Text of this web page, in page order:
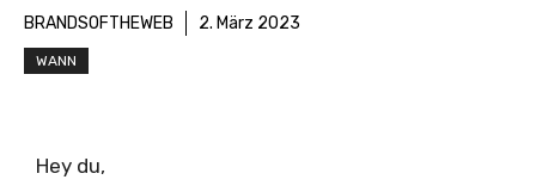
BRANDSOFTHEWEB 2. März 2023
WANN
Hey du,